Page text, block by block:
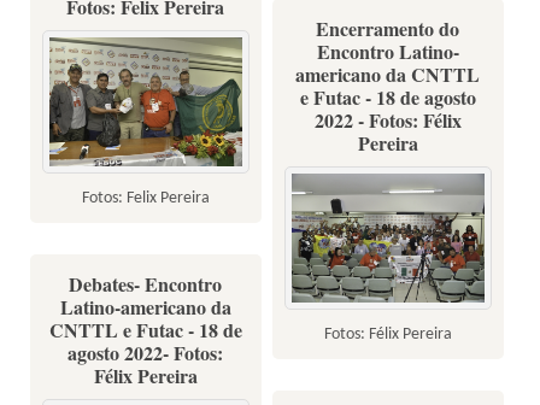
Fotos: Felix Pereira
Fotos: Felix Pereira
Encerramento do
Encontro Latino-
americano da CNTTL
e Futac - 18 de agosto
2022 - Fotos: Félix
Pereira
Fotos: Félix Pereira
Debates- Encontro
Latino-americano da
CNTTL e Futac - 18 de
agosto 2022- Fotos:
Félix Pereira